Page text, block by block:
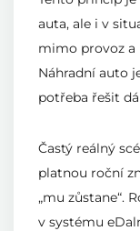
auta, ale i v
mimo provoz a
Náhradní auto
potřeba řešit
Častý reálný
platnou roční
„mu zůstane“.
v systému